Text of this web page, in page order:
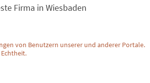
Firma in Wiesbaden
von Benutzern unserer und anderer Portale.